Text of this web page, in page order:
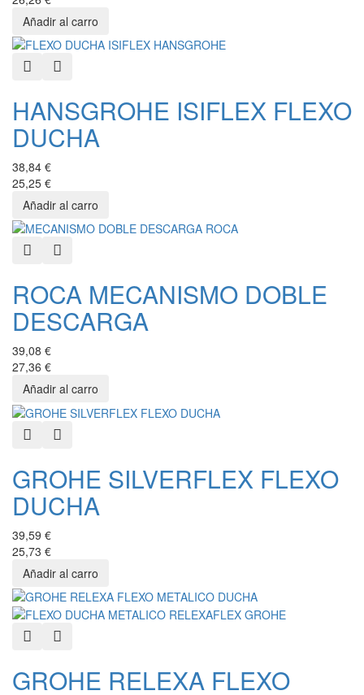
Quick View
HANSGROHE ISIFLEX FLEXO
DUCHA
38,84 €
25,25 €
Quick View
ROCA MECANISMO DOBLE
DESCARGA
39,08 €
27,36 €
Quick View
GROHE SILVERFLEX FLEXO
DUCHA
39,59 €
25,73 €
Quick View
GROHE RELEXA FLEXO